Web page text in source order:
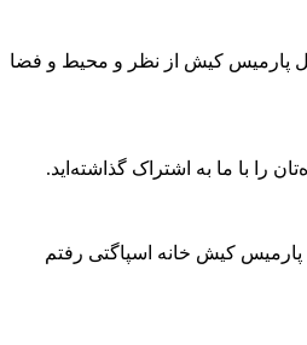
پارمیس کیش از نظر و محیط و فضا
را با ما به اشتراک گذاشته‌اید.
کیش خانه اسپاگتی رفتم